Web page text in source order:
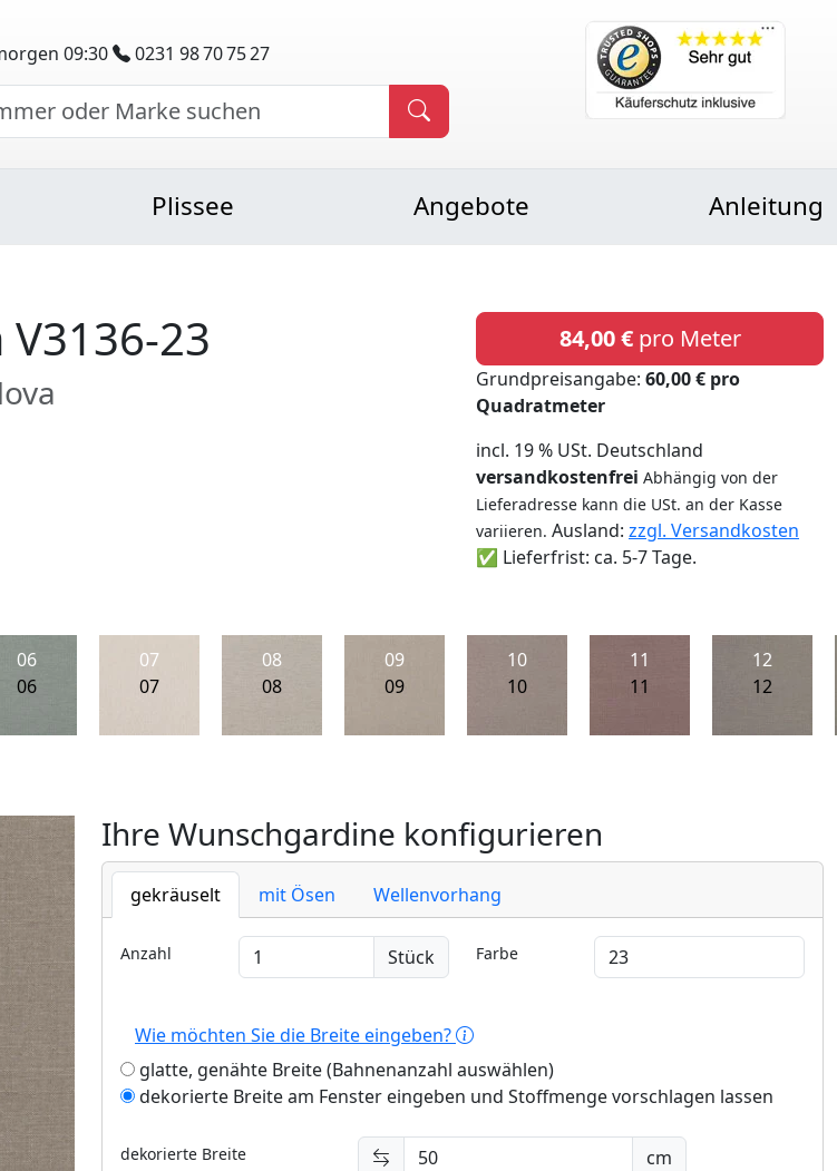
09:30 0231 98 70 75 27
Plissee Angebote Anleitung
23 84,00 €pro Meter
Grundpreisangabe: 60,00 € pro
Quadratmeter
incl. 19 % USt. Deutschland
versandkostenfrei Abhängig von der
Lieferadresse kann die USt. an der Kasse
variieren. Ausland: zzgl. Versandkosten
✅ Lieferfrist: ca. 5-7 Tage.
06
06
07
07
08
08
09
09
10
10
11
11
12
12
Ihre Wunschgardine konfigurieren
gekräuselt mit Ösen Wellenvorhang
Anzahl Stück Farbe
Wie möchten Sie die Breite eingeben?
glatte, genähte Breite (Bahnenanzahl auswählen)
dekorierte Breite am Fenster eingeben und Stoffmenge vorschlagen lassen
dekorierte Breite cm